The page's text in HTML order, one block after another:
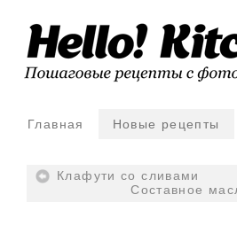
Главная Новые рецепты
Клафути со сливами
Составное